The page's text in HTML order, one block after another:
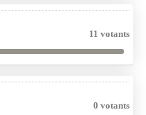
11 votants
0 votants